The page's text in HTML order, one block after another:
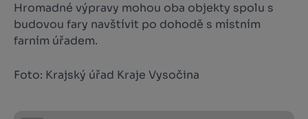
Hromadné výpravy mohou oba objekty spolu s
budovou fary navštívit po dohodě s místním
farním úřadem.
Foto: Krajský úřad Kraje Vysočina